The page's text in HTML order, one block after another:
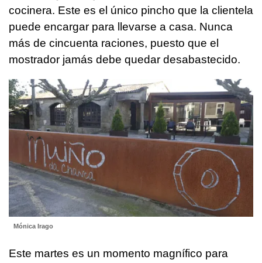
cocinera. Este es el único pincho que la clientela
puede encargar para llevarse a casa. Nunca
más de cincuenta raciones, puesto que el
mostrador jamás debe quedar desabastecido.
Mónica Irago
Este martes es un momento magnífico para